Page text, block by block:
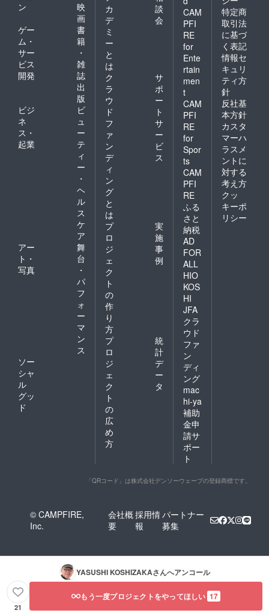
ラン】
をご参
照くだ
さい ・
越坂監
督・プ
デュー
スの過
去作
DVD2枚
をお届
け （備
考欄に
一般作
希望か
R15希
望かを
お書き
くださ
い、一
部サン
プルに
ず備考
希望の
さい。
CAMPF
使用さ
るハン
ン
映
画
ゲー
ム・
サー
ビス
開発
書
籍
・
雑
誌
出
版
ビジ
ネ
ス・
起業
ビ
ュ
ー
テ
ィ
ー
・
ヘ
ル
ス
ケ
ア
アー
ト・
写真
舞
台
・
パ
フ
ォ
ー
マ
ン
ス
ソー
シャ
ル
グッ
ド
カ
デ
ミ
ー
と
は
談
会
ク
ラ
ウ
ド
フ
ァ
ン
デ
ィ
ン
グ
と
は
サ
ポ
ー
ト
サ
ー
ビ
ス
プ
ロ
ジ
ェ
ク
ト
の
作
り
方
実
施
事
例
プ
ロ
ジ
ェ
ク
ト
の
広
め
方
統
計
デ
ー
タ
CAM
PFI
RE
for
Ente
rtain
men
t
CAM
PFI
RE
for
Spor
ts
CAM
PFI
RE
ふる
さと
納税
AD
FOR
ALL
HIO
KOS
HI
JFA
クラ
ウド
ファ
ン
ディ
ング
mac
hi-ya
補助
金申
請サ
ポー
ト
特定商
取引法
に基づ
く表記
情報セ
キュリ
ティ方
針
反社基
本方針
カスタ
マーハ
ラスメ
ントに
対する
考え方
クッ
キーポ
リシー
「QRコード」は株式会社デンソーウェーブの登録商標です。
© CAMPFIRE,
Inc.
会社概
要
採用情
報
パートナー
募集
YASUSHI KOSHIZAKAさんへアンコール
21
もう一度プロジェクトをやってほしい 17